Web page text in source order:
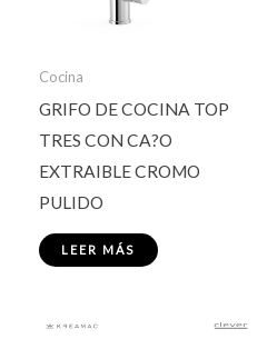
Cocina
GRIFO DE COCINA TOP
TRES CON CA?O
EXTRAIBLE CROMO
PULIDO
LEER MÁS